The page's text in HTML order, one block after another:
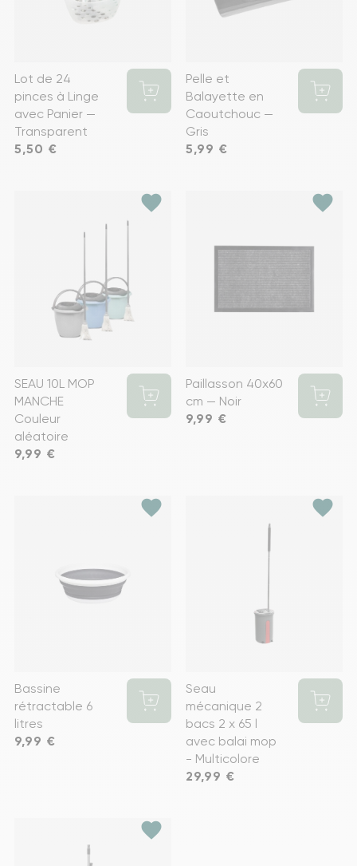
Lot de 24
pinces à Linge
avec Panier —
Transparent
Prix
5,50 €
Pelle et
Balayette en
Caoutchouc —
Gris
Prix
5,99 €
favorite
SEAU 10L MOP
MANCHE
Couleur
aléatoire
Prix
9,99 €
favorite
Paillasson 40x60
cm — Noir
Prix
9,99 €
favorite
Bassine
rétractable 6
litres
Prix
9,99 €
favorite
Seau
mécanique 2
bacs 2 x 65 l
avec balai mop
- Multicolore
Prix
29,99 €
favorite